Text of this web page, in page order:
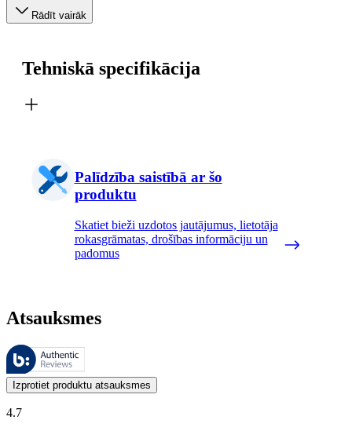
Rādīt vairāk
Tehniskā specifikācija
Palīdzība saistībā ar šo
produktu
Skatiet bieži uzdotos jautājumus, lietotāja
rokasgrāmatas, drošības informāciju un
padomus
Atsauksmes
Šīs atsauksmes pārvalda Bazaarvoice, un tās atbilst Bazaarvoice
Klientu viedokļi produktu un zvaigžņu vērtējumu veidā ir noderīgi
Izprotiet produktu atsauksmes
4.7